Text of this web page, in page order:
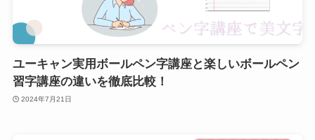
ユーキャン実用ボールペン字講座と楽しいボールペン
習字講座の違いを徹底比較！
2024年7月21日